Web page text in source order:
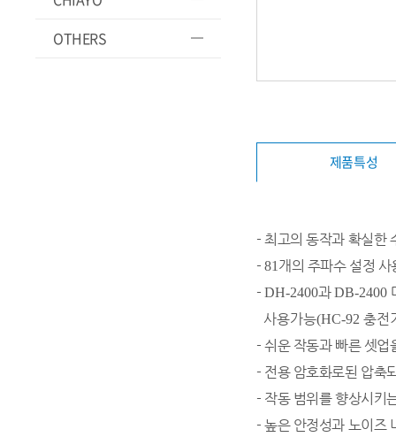
OTHERS
제품특성
- 최고의 동작과 확실한
- ​81 개의 주파수 설정 사
- ​DH-2400과DB-2400
​사용가능(HC-92 충전
- 쉬운 작동과 빠른 셋업
- 전용 암호화로된 압축
- 작동 범위를 향상시키
- 높은 안정성과 노이즈